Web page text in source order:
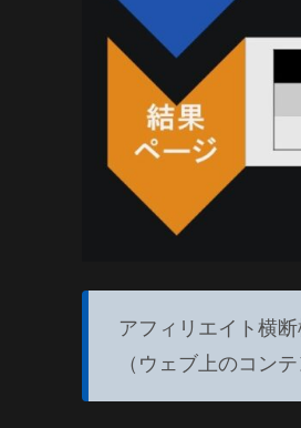
アフィリエイト横
（ウェブ上のコン